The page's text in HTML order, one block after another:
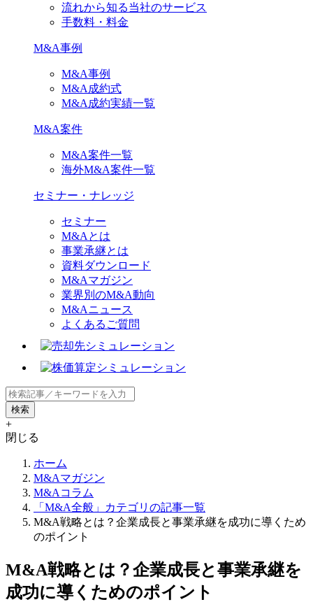
流れから知る当社のサービス
手数料・料金
M&A事例
M&A事例
M&A成約式
M&A成約実績一覧
M&A案件
M&A案件一覧
海外M&A案件一覧
セミナー・ナレッジ
セミナー
M&Aとは
事業承継とは
資料ダウンロード
M&Aマガジン
業界別のM&A動向
M&Aニュース
よくあるご質問
+
閉じる
ホーム
M&Aマガジン
M&Aコラム
「M&A全般」カテゴリの記事一覧
M&A戦略とは？企業成長と事業承継を成功に導くため
のポイント
M&A戦略とは？企業成長と事業承継を
成功に導くためのポイント